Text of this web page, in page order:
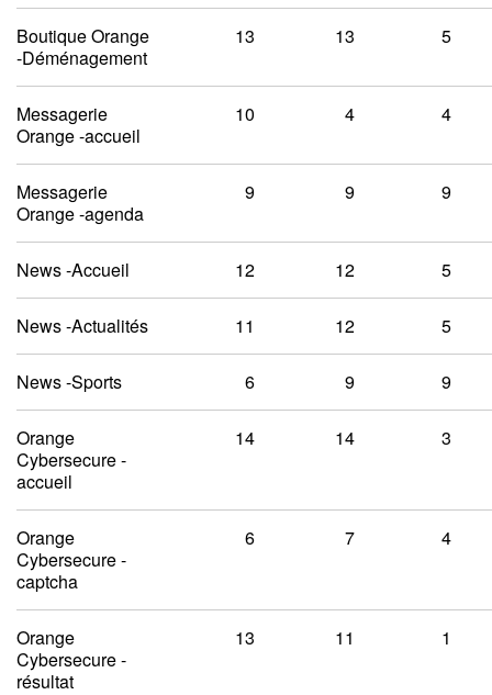
Boutique Orange
-Déménagement
13 13 5
Messagerie
Orange -accueil
10 4 4
Messagerie
Orange -agenda
9 9 9
News -Accueil 12 12 5
News -Actualités 11 12 5
News -Sports 6 9 9
Orange
Cybersecure -
accueil
14 14 3
Orange
Cybersecure -
captcha
6 7 4
Orange
Cybersecure -
résultat
13 11 1